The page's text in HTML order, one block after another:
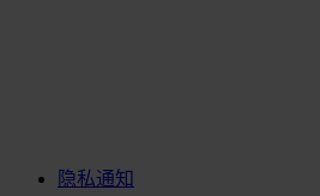
隐私通知